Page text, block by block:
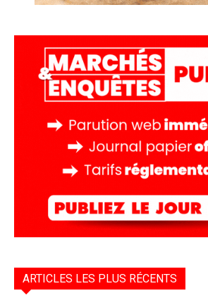
ARTICLES LES PLUS RÉCENTS